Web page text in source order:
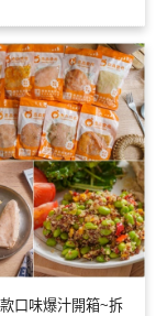
口味爆汁開箱~拆